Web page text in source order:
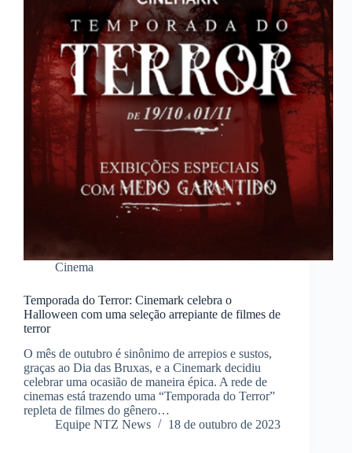
Cinema
Temporada do Terror: Cinemark celebra o
Halloween com uma seleção arrepiante de filmes de
terror
O mês de outubro é sinônimo de arrepios e sustos,
graças ao Dia das Bruxas, e a Cinemark decidiu
celebrar uma ocasião de maneira épica. A rede de
cinemas está trazendo uma “Temporada do Terror”
repleta de filmes do gênero…
Equipe NTZ News
18 de outubro de 2023